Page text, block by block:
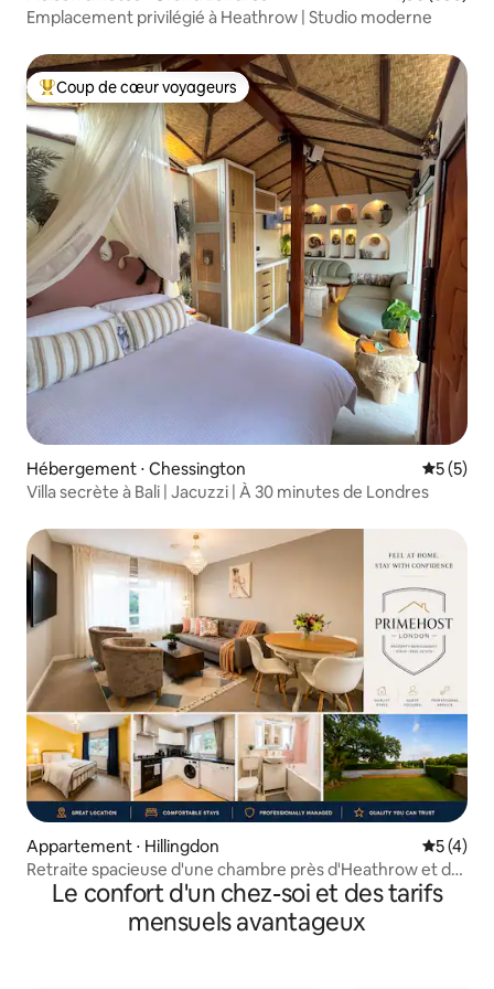
Emplacement privilégié à Heathrow | Studio moderne
Coups de cœur voyageurs les plus appréciés
Coup de cœur voyageurs
Hébergement ⋅ Chessington
5 (5)
Villa secrète à Bali | Jacuzzi | À 30 minutes de Londres
Appartement ⋅ Hillingdon
5 (4)
Retraite spacieuse d'une chambre près d'Heathrow et de
Londres
Le confort d'un chez-soi et des tarifs
mensuels avantageux